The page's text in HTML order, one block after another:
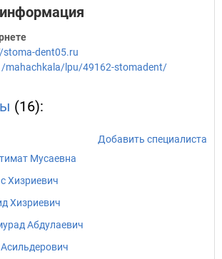
stoma-dent05.ru
/mahachkala/lpu/49162-stomadent/
(16):
Добавить специалиста
Мусаевна
Хизриевич
Хизриевич
Абдулаевич